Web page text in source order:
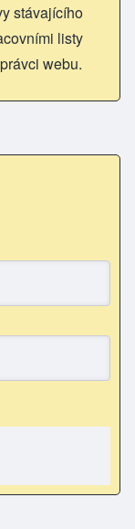
stávajícího
listy
webu.